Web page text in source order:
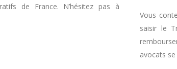
de France. N’hésitez pas à
Vous
saisir le
avocats